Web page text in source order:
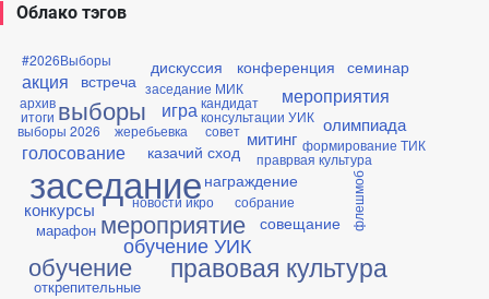
Облако тэгов
#2026Выборы
акция
архив
встреча
выборы
выборы 2026
голосование
дискуссия
жеребьевка
заседание
заседание МИК
игра
итоги
казачий сход
кандидат
конкурсы
консультации УИК
конференция
марафон мероприятие
мероприятия
митинг
награждение
новости икро
обучение
обучение УИК
олимпиада
открепительные
правовая культура
праврвая культура
семинар
собрание
совет
совещание флешмоб
формирование ТИК